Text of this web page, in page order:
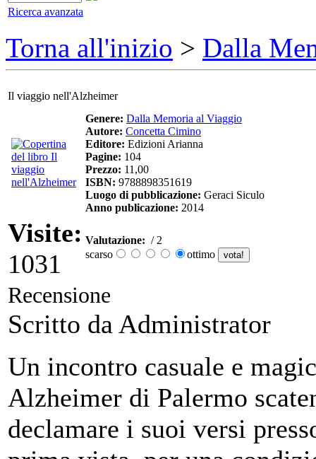
Ricerca avanzata
Torna all'inizio > Dalla
Il viaggio nell'Alzheimer
Genere: Dalla Memoria al Viaggio
Autore: Concetta Cimino
Editore: Edizioni Arianna
Pagine: 104
Prezzo: 11,00
ISBN: 9788898351619
Luogo di pubblicazione: Geraci Siculo
Anno publicazione: 2014
Visite:
1031
Valutazione: / 2
scarso
ottimo
Recensione
Scritto da Administrator
Un incontro casuale e
Alzheimer di Palermo
declamare i suoi versi